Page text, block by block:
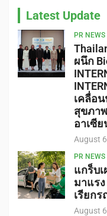
Latest Update
PR NEWS
ผนึก
เคลื่อ
สุขภา
อาเซีย
August
PR NEWS
แกร็บเ
มาแร
เรียก
August